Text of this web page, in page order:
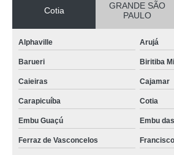
Cotia
GRANDE SÃO
PAULO
Alphaville Arujá
Barueri Biritiba
Caieiras Cajamar
Carapicuíba Cotia
Embu Guaçú Embu
Ferraz de Vasconcelos